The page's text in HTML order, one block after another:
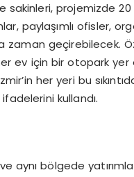
sakinleri, projemizde
paylaşımlı ofisler,
zaman geçirebilecek.
için bir otopark yer
her yeri bu
kullandı.
aynı bölgede